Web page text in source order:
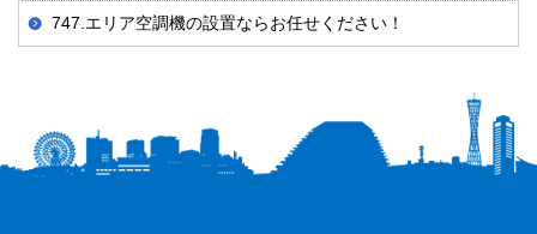
747.エリア空調機の設置ならお任せください！